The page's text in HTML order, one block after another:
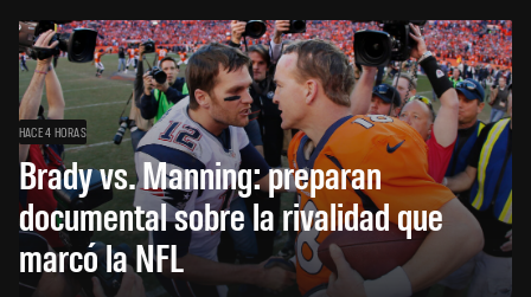
HACE 4 HORAS
Brady vs. Manning: preparan
documental sobre la rivalidad que
marcó la NFL